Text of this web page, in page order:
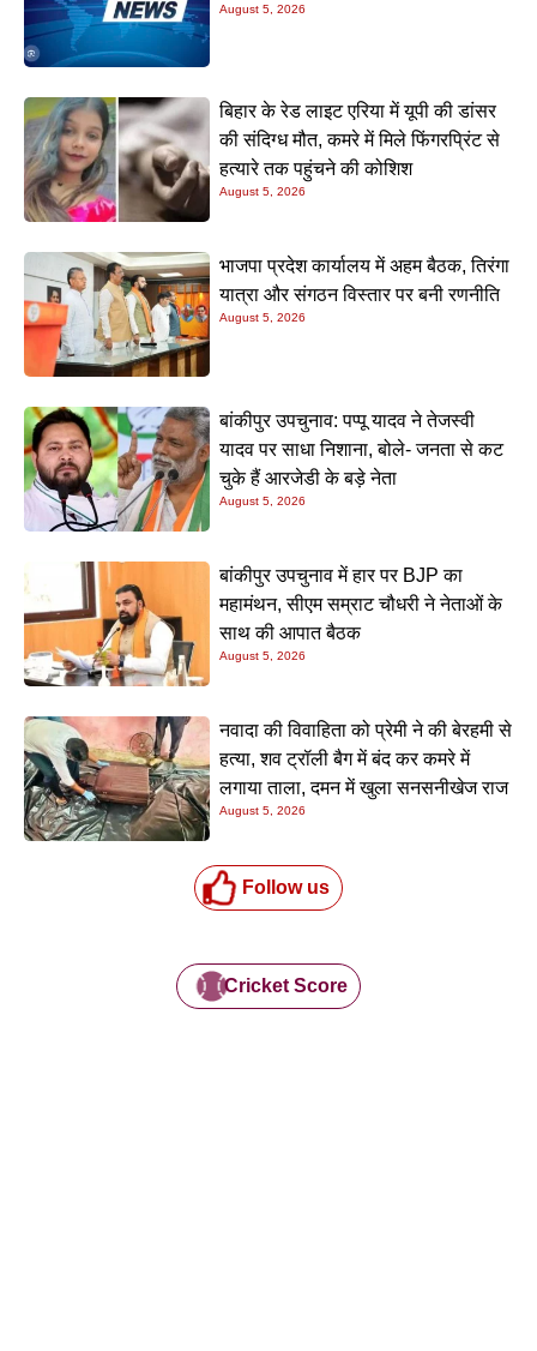
August 5, 2026
बिहार के रेड लाइट एरिया में यूपी की डांसर
की संदिग्ध मौत, कमरे में मिले फिंगरप्रिंट से
हत्यारे तक पहुंचने की कोशिश
August 5, 2026
भाजपा प्रदेश कार्यालय में अहम बैठक, तिरंगा
यात्रा और संगठन विस्तार पर बनी रणनीति
August 5, 2026
बांकीपुर उपचुनाव: पप्पू यादव ने तेजस्वी
यादव पर साधा निशाना, बोले- जनता से कट
चुके हैं आरजेडी के बड़े नेता
August 5, 2026
बांकीपुर उपचुनाव में हार पर BJP का
महामंथन, सीएम सम्राट चौधरी ने नेताओं के
साथ की आपात बैठक
August 5, 2026
नवादा की विवाहिता को प्रेमी ने की बेरहमी से
हत्या, शव ट्रॉली बैग में बंद कर कमरे में
लगाया ताला, दमन में खुला सनसनीखेज राज
August 5, 2026
Follow us
Cricket Score